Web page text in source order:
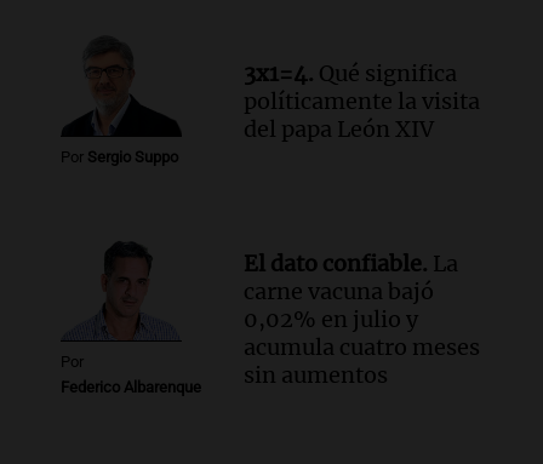
Por Sergio Suppo
3x1=4. Qué significa
políticamente la visita
del papa León XIV
Por
Federico Albarenque
El dato confiable. La
carne vacuna bajó
0,02% en julio y
acumula cuatro meses
sin aumentos